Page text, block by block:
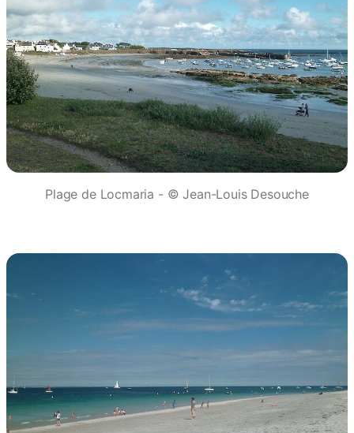
Plage de Locmaria - © Jean-Louis Desouche